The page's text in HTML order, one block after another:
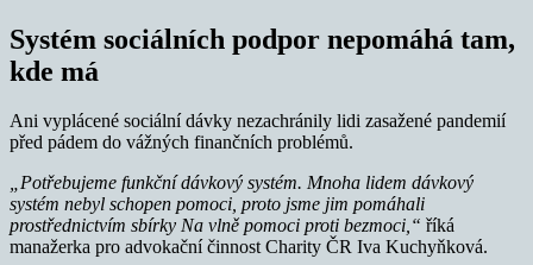
Systém sociálních podpor nepomáhá tam,
kde má
Ani vyplácené sociální dávky nezachránily lidi zasažené pandemií
před pádem do vážných finančních problémů.
„Potřebujeme funkční dávkový systém. Mnoha lidem dávkový
systém nebyl schopen pomoci, proto jsme jim pomáhali
prostřednictvím sbírky Na vlně pomoci proti bezmoci,“ říká
manažerka pro advokační činnost Charity ČR Iva Kuchyňková.